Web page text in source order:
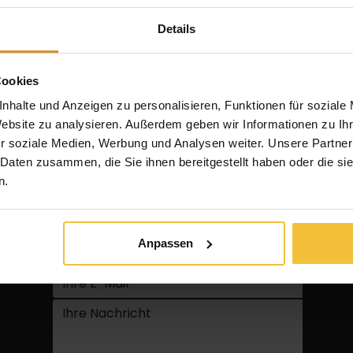
Details
und Anzeigen zu personalisieren, Funktionen für soziale
zu analysieren. Außerdem geben wir Informationen zu
soziale Medien, Werbung und Analysen weiter. Unsere
zusammen, die Sie ihnen bereitgestellt haben oder die
Anpassen
und eine ganz besondere Wohnatmosphäre.
Auch beim Neubau gilt: Nur mit der richtigen
Warum Reetdächer so überaus beliebt sind […]
installiert werden?
charmant und traditionell. Doch immer mehr
lässt. Besonders spannend ist dabei die
Blog gehen wir der Frage nach, ob man Solarmodule